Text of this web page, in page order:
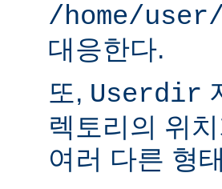
/home/
대응한다.
또, Userdir
렉토리의 위
여러 다른 형